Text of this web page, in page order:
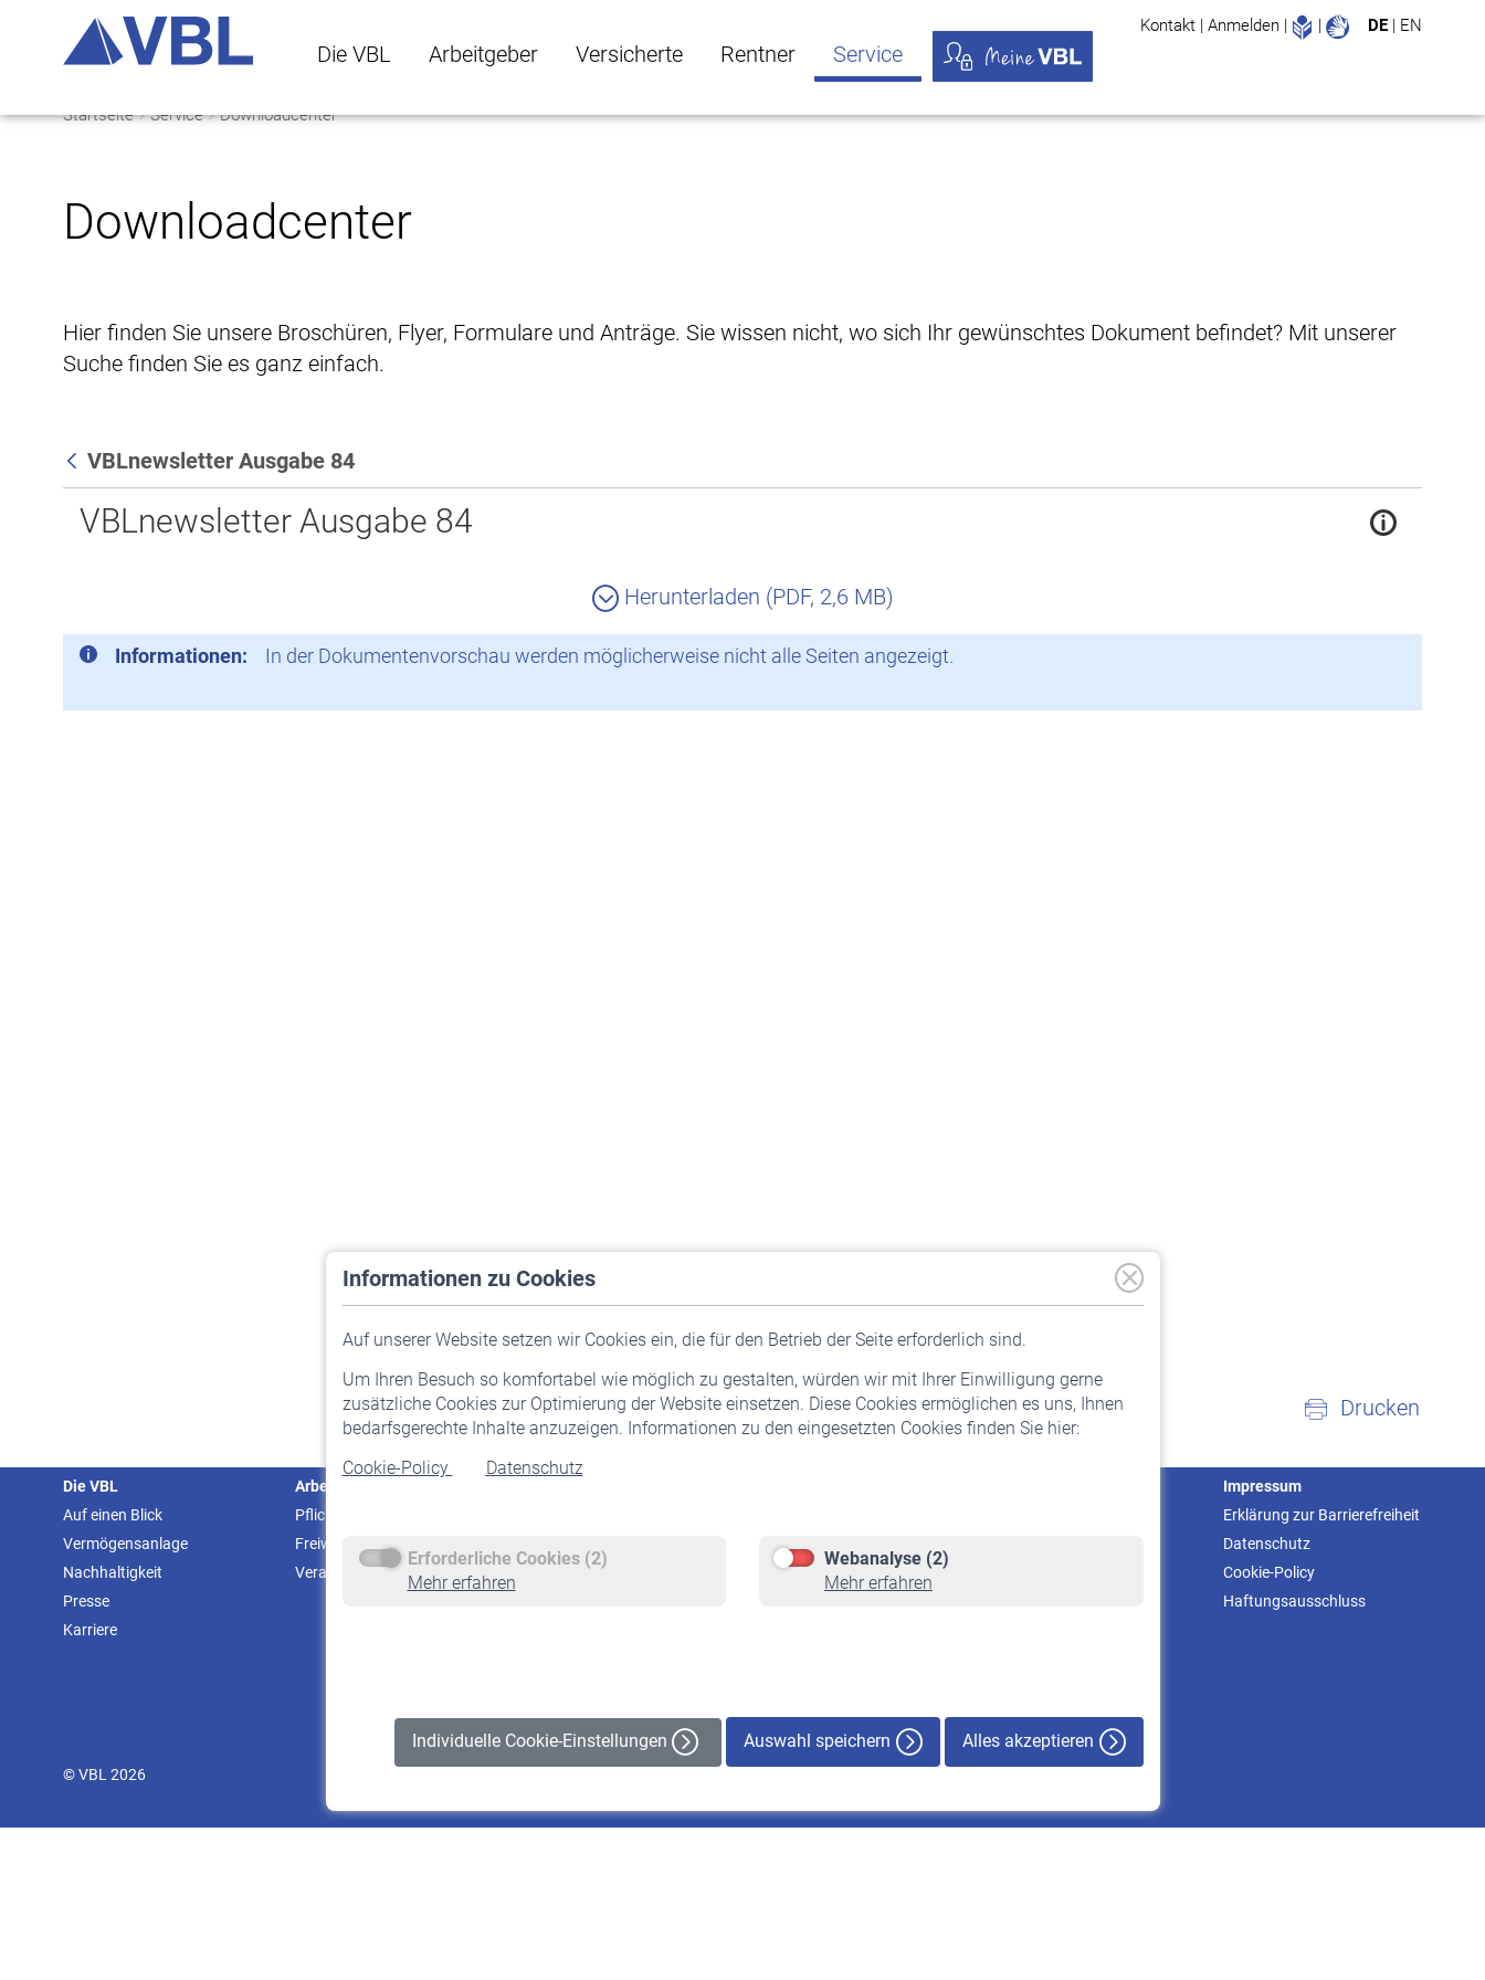
Die VBL Arbeitgeber Versicherte Rentner Service
Kontakt | Anmelden | Leichte Sprache
| DE | EN
Startseite Service Downloadcenter
Downloadcenter
Hier finden Sie unsere Broschüren, Flyer, Formulare und Anträge. Sie wissen nicht, wo sich Ihr gewünschtes Dokument befindet? Mit unserer
Suche finden Sie es ganz einfach.
Zurück
VBLnewsletter Ausgabe 84
VBLnewsletter Ausgabe 84
Herunterladen (PDF, 2,6 MB)
Informationen: In der Dokumentenvorschau werden möglicherweise nicht alle Seiten angezeigt.
Informationen zu Cookies
Auf unserer Website setzen wir Cookies ein, die für den Betrieb der Seite erforderlich sind.
Um Ihren Besuch so komfortabel wie möglich zu gestalten, würden wir mit Ihrer Einwilligung gerne
zusätzliche Cookies zur Optimierung der Website einsetzen. Diese Cookies ermöglichen es uns, Ihnen
bedarfsgerechte Inhalte anzuzeigen. Informationen zu den eingesetzten Cookies finden Sie hier:
Cookie-Policy
Datenschutz
Erforderliche Cookies (2)
Mehr erfahren
Webanalyse (2)
Mehr erfahren
Individuelle Cookie-Einstellungen Auswahl speichern Alles akzeptieren
Drucken
Die VBL
Auf einen Blick
Vermögensanlage
Nachhaltigkeit
Presse
Karriere
Arbeitgeber
Pflichtversicherung
Freiwillige Versicherung
Veranstaltungen
Staatliche Förderung
Rente beantragen
Rentenauszahlung
Impressum
Erklärung zur Barrierefreiheit
Datenschutz
Cookie-Policy
Haftungsausschluss
© VBL 2026